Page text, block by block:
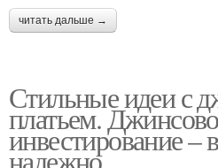
читать дальше →
Стильные идеи с
платьем.
инвестирование –
надежно